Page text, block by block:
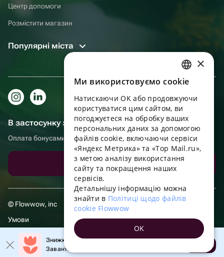
Центр допомоги
Розмістити магазин
Популярні міста
В застосунку зручніше!
Оплата бонусами, самовивіз, зручний чат підтримки
Завантажити додаток
© Flowwow, inc
Умови
Політика обробки даних
Знижка 20% на перше замовлення!
Завантажте додаток та отримайте промокод
Відкрити
RUSSIAN
ENGLISH
UKRAINIAN
PORTUGUESE
SPANISH
HUNGARIAN
FRENCH
TURKISH
POLISH
×
Ми використовуємо cookie
Натискаючи OK або продовжуючи
користуватися цим сайтом, ви
погоджуєтеся на обробку ваших
персональних даних за допомогою
файлів cookie, включаючи сервіси
«Яндекс Метрика» та «Top Mail.ru»,
з метою аналізу використання
сайту та покращення наших
сервісів.
Детальнішу інформацію можна
знайти в Політиці щодо файлів
cookie Flowwow
OK